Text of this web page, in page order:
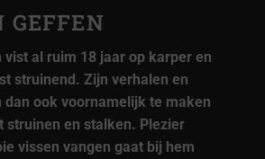
GEFFEN
vist al ruim 18 jaar op karper en
struinend. Zijn verhalen en
ook voornamelijk te maken
struinen en stalken. Plezier
vissen vangen gaat bij hem